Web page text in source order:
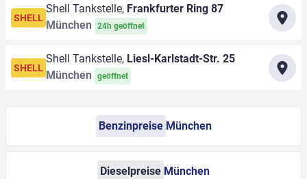
SHELL
Shell Tankstelle, Frankfurter Ring 87
München
24h geöffnet
SHELL
Shell Tankstelle, Liesl-Karlstadt-Str. 25
München
geöffnet
Benzinpreise München
Dieselpreise München